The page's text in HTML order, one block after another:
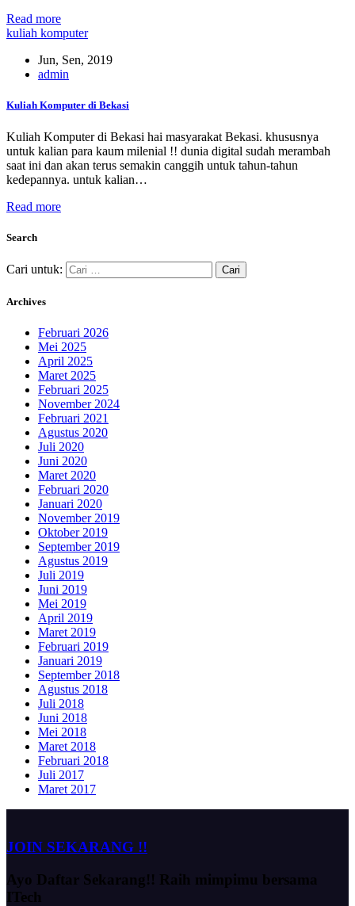
Read more
kuliah komputer
Jun, Sen, 2019
admin
Kuliah Komputer di Bekasi
Kuliah Komputer di Bekasi hai masyarakat Bekasi. khususnya
untuk kalian para kaum milenial !! dunia digital sudah merambah
saat ini dan akan terus semakin canggih untuk tahun-tahun
kedepannya. untuk kalian…
Read more
Search
Cari untuk:
Archives
Februari 2026
Mei 2025
April 2025
Maret 2025
Februari 2025
November 2024
Februari 2021
Agustus 2020
Juli 2020
Juni 2020
Maret 2020
Februari 2020
Januari 2020
November 2019
Oktober 2019
September 2019
Agustus 2019
Juli 2019
Juni 2019
Mei 2019
April 2019
Maret 2019
Februari 2019
Januari 2019
September 2018
Agustus 2018
Juli 2018
Juni 2018
Mei 2018
Maret 2018
Februari 2018
Juli 2017
Maret 2017
JOIN SEKARANG !!
Ayo Daftar Sekarang!! Raih mimpimu bersama
ITech